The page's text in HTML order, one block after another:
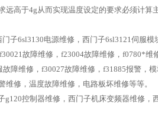
高于4g从而实现温度设定的要求必须计算
子6sl3130电源维修，西门子6sl3121伺服
故障维修，f23004故障维修，f0780*维
障维修，f30027故障维修，f31885报警，
修，温度故障维修，电路板坏维修等等。
控制器维修，西门子机床变频器维修，